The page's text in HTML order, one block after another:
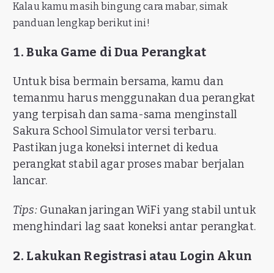
Kalau kamu masih bingung cara mabar, simak
panduan lengkap berikut ini!
1. Buka Game di Dua Perangkat
Untuk bisa bermain bersama, kamu dan
temanmu harus menggunakan dua perangkat
yang terpisah dan sama-sama menginstall
Sakura School Simulator versi terbaru.
Pastikan juga koneksi internet di kedua
perangkat stabil agar proses mabar berjalan
lancar.
Tips:Gunakan jaringan WiFi yang stabil untuk
menghindari lag saat koneksi antar perangkat.
2. Lakukan Registrasi atau Login Akun